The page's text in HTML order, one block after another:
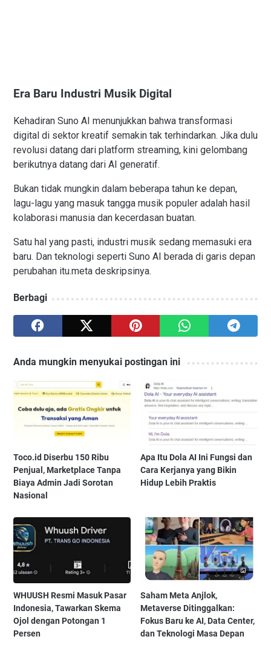
Era Baru Industri Musik Digital
Kehadiran Suno AI menunjukkan bahwa transformasi
digital di sektor kreatif semakin tak terhindarkan. Jika dulu
revolusi datang dari platform streaming, kini gelombang
berikutnya datang dari AI generatif.
Bukan tidak mungkin dalam beberapa tahun ke depan,
lagu-lagu yang masuk tangga musik populer adalah hasil
kolaborasi manusia dan kecerdasan buatan.
Satu hal yang pasti, industri musik sedang memasuki era
baru. Dan teknologi seperti Suno AI berada di garis depan
perubahan itu.meta deskripsinya.
Berbagi
Anda mungkin menyukai postingan ini
Toco.id Diserbu 150 Ribu
Penjual, Marketplace Tanpa
Biaya Admin Jadi Sorotan
Nasional
Apa Itu Dola AI Ini Fungsi dan
Cara Kerjanya yang Bikin
Hidup Lebih Praktis
WHUUSH Resmi Masuk Pasar
Indonesia, Tawarkan Skema
Ojol dengan Potongan 1
Persen
Saham Meta Anjlok,
Metaverse Ditinggalkan:
Fokus Baru ke AI, Data Center,
dan Teknologi Masa Depan